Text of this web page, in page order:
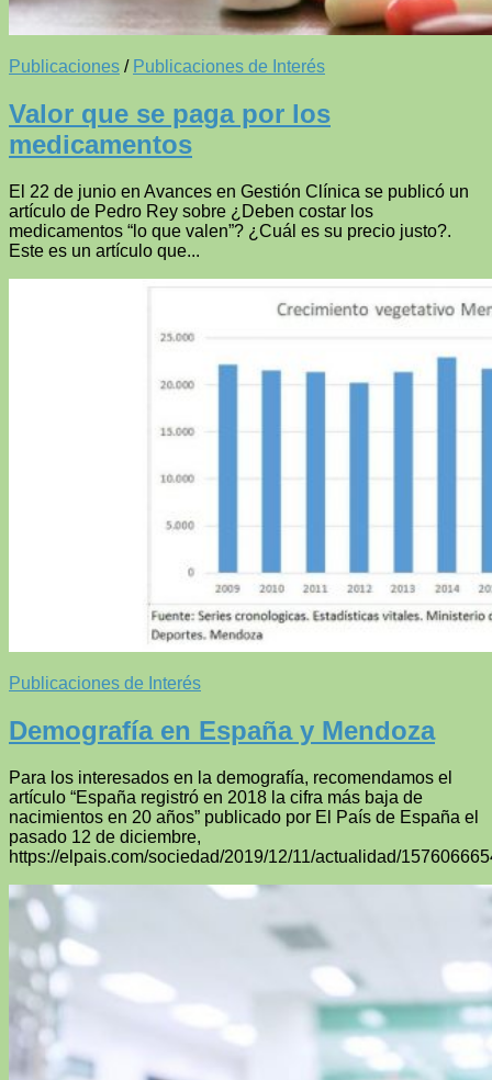
Publicaciones / Publicaciones de Interés
Valor que se paga por los
medicamentos
El 22 de junio en Avances en Gestión Clínica se publicó un
artículo de Pedro Rey sobre ¿Deben costar los
medicamentos “lo que valen”? ¿Cuál es su precio justo?.
Este es un artículo que...
Publicaciones de Interés
Demografía en España y Mendoza
Para los interesados en la demografía, recomendamos el
artículo “España registró en 2018 la cifra más baja de
nacimientos en 20 años” publicado por El País de España el
pasado 12 de diciembre,
https://elpais.com/sociedad/2019/12/11/actualidad/